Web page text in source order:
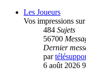
Les Joueurs
Vos impressions
484 Sujets
56700
Dernier
par
6 août 2026